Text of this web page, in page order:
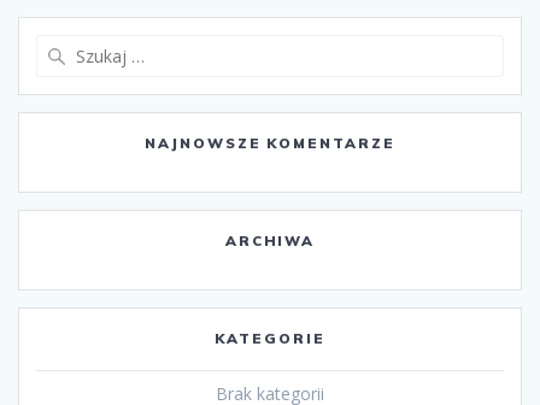
NAJNOWSZE KOMENTARZE
ARCHIWA
KATEGORIE
Brak kategorii